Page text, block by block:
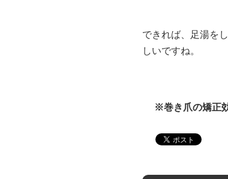
できれば、足湯を
しいですね。
※巻き爪の矯正